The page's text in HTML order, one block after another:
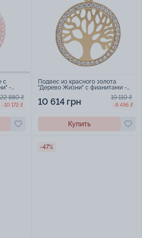
с
-
22 880 ₴
-10 172 ₴
Подвес из красного золота
"Дерево Жизни" с фианитами -
10 614 грн 19 110 ₴
-8 496 ₴
Купить
-47%